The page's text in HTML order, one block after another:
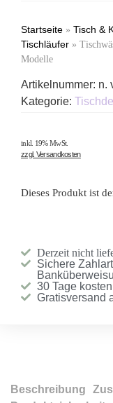
Startseite » Tisch &
Tischläufer »
Modelle
Artikelnummer: n.
Kategorie:
inkl. 19% MwSt.
zzgl. Versandkosten
Dieses Produkt ist
Derzeit nicht
Sichere
30 Tage
Gratisversand
Beschreibung